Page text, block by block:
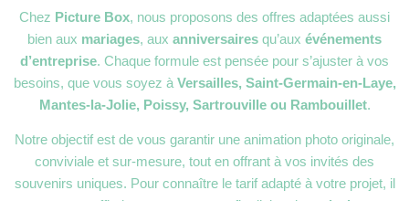
Chez Picture Box, nous proposons des offres adaptées aussi
bien aux mariages, aux anniversaires qu’aux événements
d’entreprise. Chaque formule est pensée pour s’ajuster à vos
besoins, que vous soyez à Versailles, Saint-Germain-en-Laye,
Mantes-la-Jolie, Poissy, Sartrouville ou Rambouillet.
Notre objectif est de vous garantir une animation photo originale,
conviviale et sur-mesure, tout en offrant à vos invités des
souvenirs uniques. Pour connaître le tarif adapté à votre projet, il